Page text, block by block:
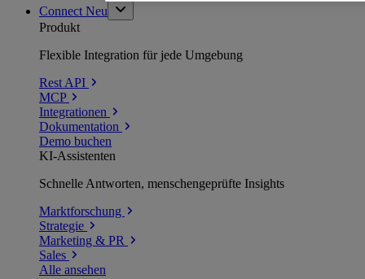
Connect Neu
Produkt
Flexible Integration für jede Umgebung
Rest API
MCP
Integrationen
Dokumentation
Demo buchen
KI-Assistenten
Schnelle Antworten, menschengeprüfte Insights
Marktforschung
Strategie
Marketing & PR
Sales
Alle ansehen